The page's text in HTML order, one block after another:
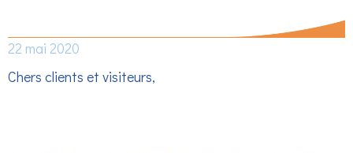
22 mai 2020
Chers clients et visiteurs,